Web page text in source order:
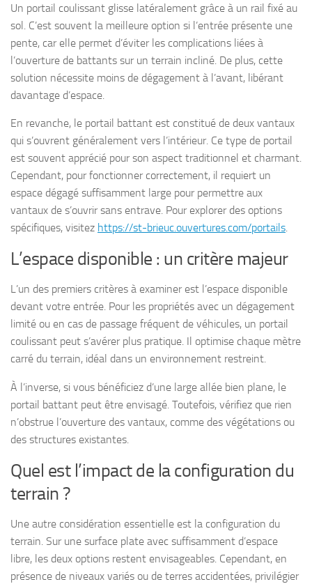
Un portail coulissant glisse latéralement grâce à un rail fixé au
sol. C’est souvent la meilleure option si l’entrée présente une
pente, car elle permet d’éviter les complications liées à
l’ouverture de battants sur un terrain incliné. De plus, cette
solution nécessite moins de dégagement à l’avant, libérant
davantage d’espace.
En revanche, le portail battant est constitué de deux vantaux
qui s’ouvrent généralement vers l’intérieur. Ce type de portail
est souvent apprécié pour son aspect traditionnel et charmant.
Cependant, pour fonctionner correctement, il requiert un
espace dégagé suffisamment large pour permettre aux
vantaux de s’ouvrir sans entrave. Pour explorer des options
spécifiques, visitez https://st-brieuc.ouvertures.com/portails.
L’espace disponible : un critère majeur
L’un des premiers critères à examiner est l’espace disponible
devant votre entrée. Pour les propriétés avec un dégagement
limité ou en cas de passage fréquent de véhicules, un portail
coulissant peut s’avérer plus pratique. Il optimise chaque mètre
carré du terrain, idéal dans un environnement restreint.
À l’inverse, si vous bénéficiez d’une large allée bien plane, le
portail battant peut être envisagé. Toutefois, vérifiez que rien
n’obstrue l’ouverture des vantaux, comme des végétations ou
des structures existantes.
Quel est l’impact de la configuration du
terrain ?
Une autre considération essentielle est la configuration du
terrain. Sur une surface plate avec suffisamment d’espace
libre, les deux options restent envisageables. Cependant, en
présence de niveaux variés ou de terres accidentées, privilégier